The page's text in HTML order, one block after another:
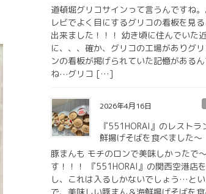
道頓堀グリコサインって言うんですね
レビでよく目にするグリコの看板を見
出来ました！！！ 幼き頃に住んでいた
に、、、確か、グリコの工場がありグ
ンの看板が掲げられていた記憶がある
ね⋯グリコ […]
2026年4月16日
『551HORAI』のレストラ
鮮揚げそばを食べました〜
豚まんも モチのロンで美味しかったで〜
す！！！ 『551HORAI』の関西空港店
し、これは入るしかないでしょう…と